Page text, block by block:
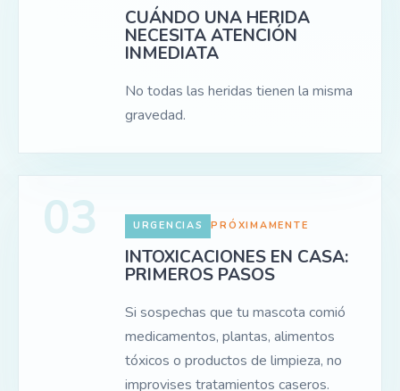
CUÁNDO UNA HERIDA
NECESITA ATENCIÓN
INMEDIATA
No todas las heridas tienen la misma
gravedad.
03 URGENCIAS PRÓXIMAMENTE
INTOXICACIONES EN CASA:
PRIMEROS PASOS
Si sospechas que tu mascota comió
medicamentos, plantas, alimentos
tóxicos o productos de limpieza, no
improvises tratamientos caseros.